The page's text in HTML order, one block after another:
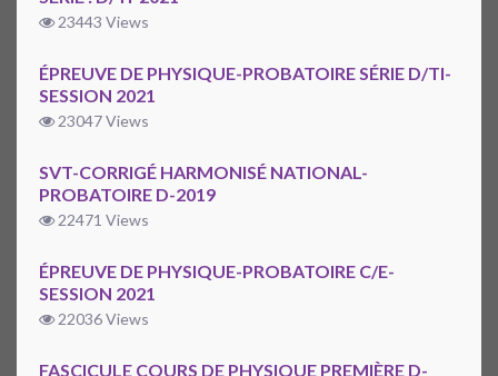
23443 Views
ÉPREUVE DE PHYSIQUE-PROBATOIRE SÉRIE D/TI-
SESSION 2021
23047 Views
SVT-CORRIGÉ HARMONISÉ NATIONAL-
PROBATOIRE D-2019
22471 Views
ÉPREUVE DE PHYSIQUE-PROBATOIRE C/E-
SESSION 2021
22036 Views
FASCICULE COURS DE PHYSIQUE PREMIÈRE D-